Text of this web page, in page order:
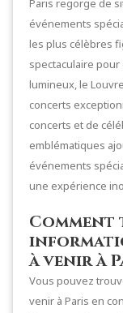
Paris regorge de
événements
les plus célèbres
spectaculaire pour
lumineux, le
concerts
concerts et de
emblématiques
événements
une expérience
à venir à
Vous pouvez
venir à Paris en